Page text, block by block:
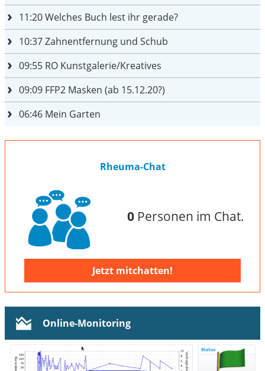
11:20Welches Buch lest ihr gerade?
10:37Zahnentfernung und Schub
09:55 RO Kunstgalerie/Kreatives
09:09 FFP2 Masken (ab 15.12.20?)
06:46 Mein Garten
Rheuma-Chat
0Personen im Chat.
Jetzt mitchatten!
Online-Monitoring